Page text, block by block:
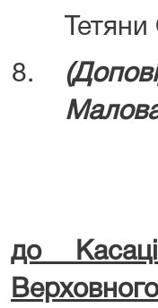
8.
до